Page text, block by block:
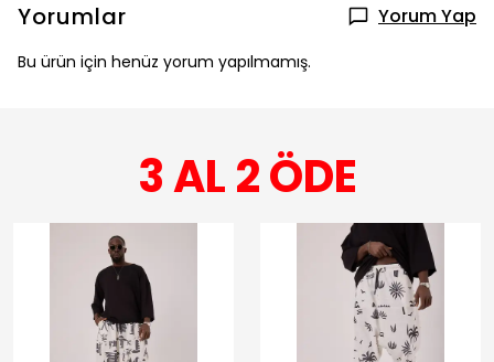
Yorumlar Yorum Yap
Bu ürün için henüz yorum yapılmamış.
3 AL 2 ÖDE